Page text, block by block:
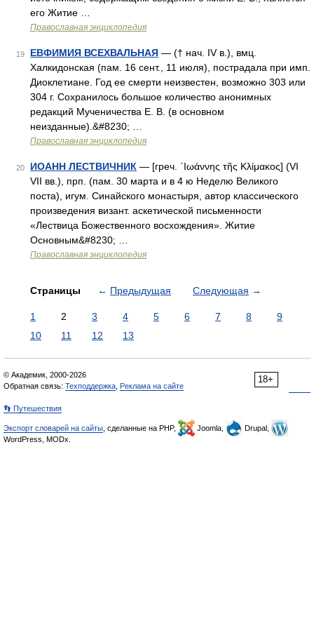
его Житие …
Православная энциклопедия
19 ЕВФИМИЯ ВСЕХВАЛЬНАЯ — († нач. IV в.), вмц.
Халкидонская (пам. 16 сент., 11 июля), пострадала при имп.
Диоклетиане. Год ее смерти неизвестен, возможно 303 или
304 г. Сохранилось большое количество анонимных
редакций Мученичества Е. В. (в основном
неизданные).&#8230; …
Православная энциклопедия
20 ИОАНН ЛЕСТВИЧНИК — [греч. ᾿Ιωάννης τῆς Κλίμακος] (VI
VII вв.), прп. (пам. 30 марта и в 4 ю Неделю Великого
поста), игум. Синайского монастыря, автор классического
произведения визант. аскетической письменности
«Лествица Божественного восхождения». Житие
Основным&#8230; …
Православная энциклопедия
Страницы ← Предыдущая Следующая →
1 2 3 4 5 6 7 8
9
10
11 12 13
18+
© Академик, 2000-2026
Обратная связь: Техподдержка Реклама на сайте
👣 Путешествия
Экспорт словарей на сайты , сделанные на PHP, Joomla,
Drupal,
WordPress, MODx.